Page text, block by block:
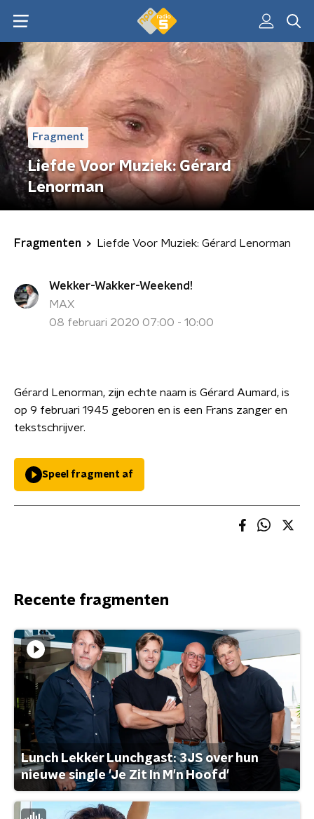
Fragment
Liefde Voor Muziek: Gérard
Lenorman
Fragmenten Liefde Voor Muziek: Gérard Lenorman
Wekker-Wakker-Weekend!
MAX
08 februari 2020 07:00 - 10:00
Gérard Lenorman, zijn echte naam is Gérard Aumard, is
op 9 februari 1945 geboren en is een Frans zanger en
tekstschrijver.
Speel fragment af
Recente fragmenten
Lunch Lekker Lunchgast: 3JS over hun
nieuwe single 'Je Zit In M'n Hoofd'